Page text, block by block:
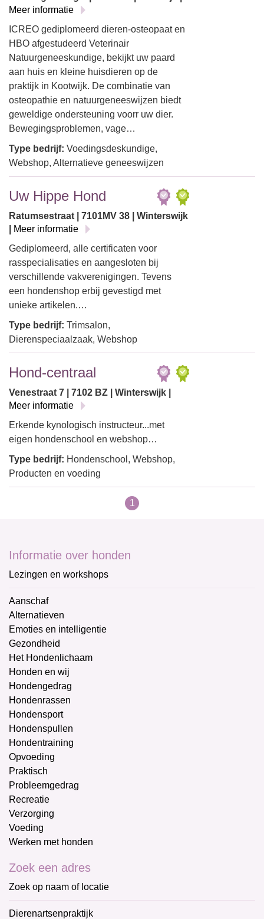
Meer informatie
ICREO gediplomeerd dieren-osteopaat en
HBO afgestudeerd Veterinair
Natuurgeneeskundige, bekijkt uw paard
aan huis en kleine huisdieren op de
praktijk in Kootwijk. De combinatie van
osteopathie en natuurgeneeswijzen biedt
geweldige ondersteuning voorr uw dier.
Bewegingsproblemen, vage…
Type bedrijf: Voedingsdeskundige,
Webshop, Alternatieve geneeswijzen
Uw Hippe Hond
Ratumsestraat | 7101MV 38 | Winterswijk
Meer informatie
Gediplomeerd, alle certificaten voor
rasspecialisaties en aangesloten bij
verschillende vakverenigingen. Tevens
een hondenshop erbij gevestigd met
unieke artikelen.…
Type bedrijf: Trimsalon,
Dierenspeciaalzaak, Webshop
Hond-centraal
Venestraat 7 | 7102 BZ | Winterswijk |
Meer informatie
Erkende kynologisch instructeur...met
eigen hondenschool en webshop…
Type bedrijf: Hondenschool, Webshop,
Producten en voeding
1
Informatie over honden
Lezingen en workshops
Aanschaf
Alternatieven
Emoties en intelligentie
Gezondheid
Het Hondenlichaam
Honden en wij
Hondengedrag
Hondenrassen
Hondensport
Hondenspullen
Hondentraining
Opvoeding
Praktisch
Probleemgedrag
Recreatie
Verzorging
Voeding
Werken met honden
Zoek een adres
Zoek op naam of locatie
Dierenartsenpraktijk